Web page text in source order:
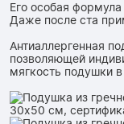
Его особая
Даже после ста
Антиаллергенная
позволяющей
мягкость подушки